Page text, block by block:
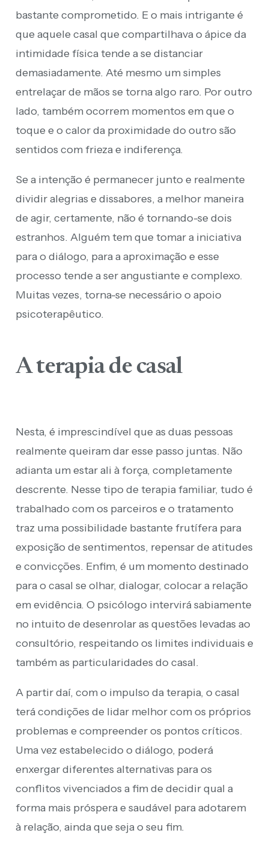
bastante comprometido. E o mais intrigante é
que aquele casal que compartilhava o ápice da
intimidade física tende a se distanciar
demasiadamente. Até mesmo um simples
entrelaçar de mãos se torna algo raro. Por outro
lado, também ocorrem momentos em que o
toque e o calor da proximidade do outro são
sentidos com frieza e indiferença.
Se a intenção é permanecer junto e realmente
dividir alegrias e dissabores, a melhor maneira
de agir, certamente, não é tornando-se dois
estranhos. Alguém tem que tomar a iniciativa
para o diálogo, para a aproximação e esse
processo tende a ser angustiante e complexo.
Muitas vezes, torna-se necessário o apoio
psicoterapêutico.
A terapia de casal
Nesta, é imprescindível que as duas pessoas
realmente queiram dar esse passo juntas. Não
adianta um estar ali à força, completamente
descrente. Nesse tipo de terapia familiar, tudo é
trabalhado com os parceiros e o tratamento
traz uma possibilidade bastante frutífera para
exposição de sentimentos, repensar de atitudes
e convicções. Enfim, é um momento destinado
para o casal se olhar, dialogar, colocar a relação
em evidência. O psicólogo intervirá sabiamente
no intuito de desenrolar as questões levadas ao
consultório, respeitando os limites individuais e
também as particularidades do casal.
A partir daí, com o impulso da terapia, o casal
terá condições de lidar melhor com os próprios
problemas e compreender os pontos críticos.
Uma vez estabelecido o diálogo, poderá
enxergar diferentes alternativas para os
conflitos vivenciados a fim de decidir qual a
forma mais próspera e saudável para adotarem
à relação, ainda que seja o seu fim.